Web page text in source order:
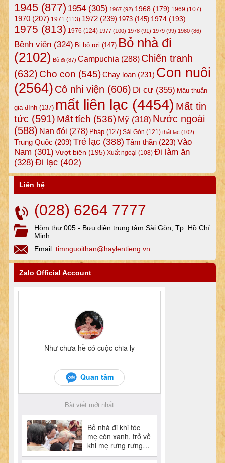
1945(877) 1954(305) 1967(92) 1968(179) 1969 (107)
1970(207) 1971 (113) 1972(239) 1973(145) 1974(193)
1975 (813) 1976 (124) 1977(100) 1978(91) 1979(99) 1980(86)
Bệnh viện(324) Bị bỏ rơi (147) Bỏ nhà đi
(2102) Bỏ đi(87) Campuchia (288) Chiến tranh
(632) Cho con (545)Chạy loạn(231) Con nuôi
(2564) Cô nhi viện (606) Di cư(355) Mâu thuẫn
gia đình(137) mất liên lạc (4454) Mất tin
tức(591) Mất tích (536) Mỹ(318) Nước ngoài
(588) Nạn đói (278) Pháp(127) Sài Gòn (121) thất lạc (102)
Trung Quốc (209) Trẻ lạc(388) Tâm thần(223) Vào
Nam (301) Vượt biên (195) Xuất ngoại (108) Đi làm ăn
(328) Đi lạc(402)
Liên hệ
(028) 6264 7777
Hòm thư 005 - Bưu điện trung tâm Sài Gòn, Tp. Hồ Chí
Minh
Email: timnguoithan@haylentieng.vn
Zalo Official Account